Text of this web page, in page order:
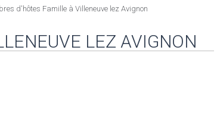
d'hôtes Famille à Villeneuve lez Avignon
LEZ AVIGNON